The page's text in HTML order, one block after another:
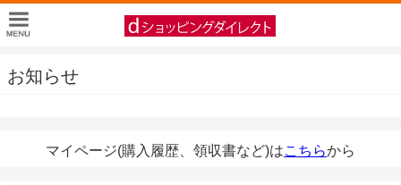
お知らせ
マイページ(購入履歴、領収書など)はこちらから